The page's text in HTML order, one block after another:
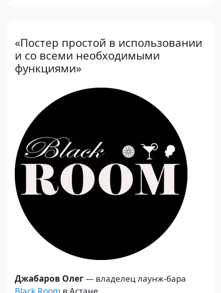
«Постер простой в использовании
и со всеми необходимыми
функциями»
Джабаров Олег— владелец лаунж-бара